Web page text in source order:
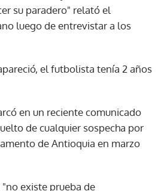
su paradero" relató el
luego de entrevistar a los
el futbolista tenía 2 años
en un reciente comunicado
de cualquier sospecha por
de Antioquia en marzo
existe prueba de